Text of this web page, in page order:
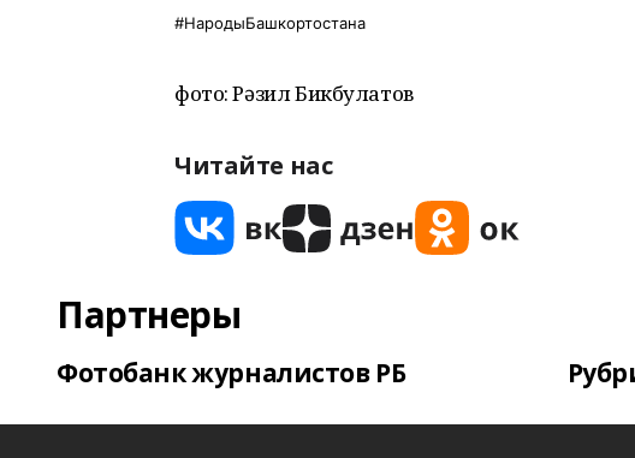
#НародыБашкортостана
фото: Рәзил Бикбулатов
Читайте нас
Партнеры
Фотобанк журналистов РБ